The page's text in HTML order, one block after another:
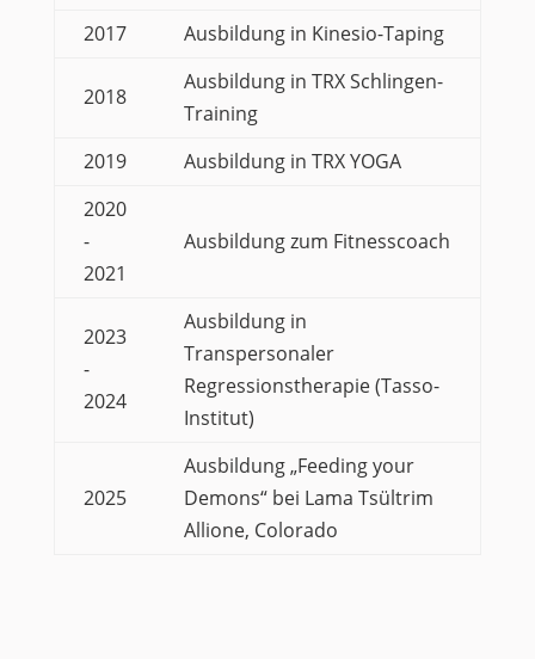
2017 Ausbildung in Kinesio-Taping
2018
Ausbildung in TRX Schlingen-
Training
2019
Ausbildung in TRX YOGA
2020
-
2021
Ausbildung zum Fitnesscoach
2023
-
2024
Ausbildung in
Transpersonaler
Regressionstherapie (Tasso-
Institut)
2025
Ausbildung „Feeding your
Demons“ bei Lama Tsültrim
Allione, Colorado